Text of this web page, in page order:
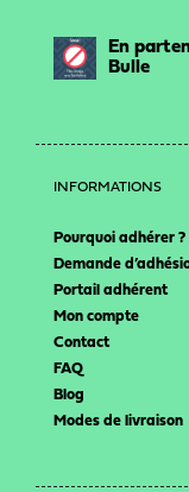
En
Bulle
INFORMATIONS
Pourquoi adhérer ?
Demande
Portail adhérent
Mon compte
Contact
FAQ
Blog
Modes de livraison